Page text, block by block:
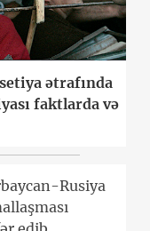
ətrafında
faktlarda və
Rusiya